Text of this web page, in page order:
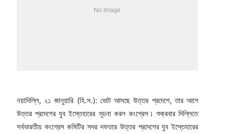
নয়াদিল্লি, ২১ জানুয়ারি (হি.স.): ভোট আসছে উত্তর প্রদেশে, তার আগে
উত্তর প্রদেশের যুব ইস্তেহারের সূচনা করল কংগ্রেস। শুক্রবার দিল্লিতে
সর্বভারতীয় কংগ্রেস কমিটির সদর দফতরে উত্তর প্রদেশের যুব ইস্তেহারের